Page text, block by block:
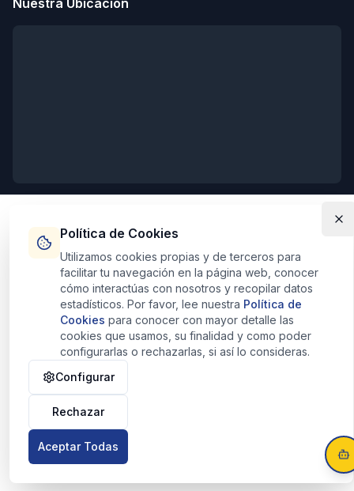
Nuestra Ubicación
Lunes - Viernes:
Sábados:
10:30 - 13:30
Domingos:
Cerrado
© 2025 Pisolid Inmobiliaria - Consulting Inmuebles Pisolid CIF:
B10684884. Todos los derechos reservados.
Política de Cookies
Utilizamos cookies propias y de terceros para
facilitar tu navegación en la página web, conocer
cómo interactúas con nosotros y recopilar datos
estadísticos. Por favor, lee nuestra Política de
Cookies para conocer con mayor detalle las
cookies que usamos, su finalidad y como poder
configurarlas o rechazarlas, si así lo consideras.
Configurar
Rechazar
Aceptar Todas